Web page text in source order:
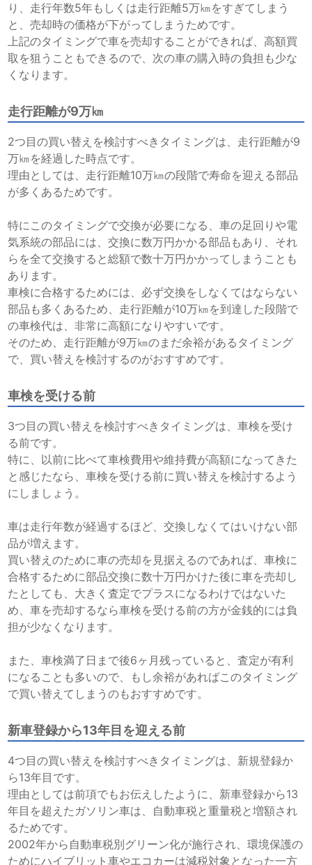
り、走行年数5年もしくは走行距離5万㎞をすぎてしまう
と、売却時の価格が下がってしまうためです。
上記のタイミングで車を売却することができれば、高額買
取を狙うこともできるので、次の車の購入時の負担も少な
くなります。
走行距離が9万㎞
2つ目の買い替えを検討すべきタイミングは、走行距離が9
万㎞を経過した時点です。
理由としては、走行距離10万㎞の段階で寿命を迎える部品
が多くあるためです。
特にこのタイミングで交換が必要になる、車の足回りや電
気系統の部品には、交換に数万円かかる部品もあり、それ
らを全て交換すると総額で数十万円かかってしまうことも
あります。
車検に合格するためには、必ず交換をしなくてはならない
部品も多くあるため、走行距離が10万㎞を到達した段階で
の車検代は、非常に高額になりやすいです。
そのため、走行距離が9万㎞のまだ余裕があるタイミング
で、買い替えを検討するのがおすすめです。
車検を受ける前
3つ目の買い替えを検討すべきタイミングは、車検を受け
る前です。
特に、以前に比べて車検費用や維持費が高額になってきた
と感じたなら、車検を受ける前に買い替えを検討するよう
にしましょう。
車は走行年数が経過するほど、交換しなくてはいけない部
品が増えます。
買い替えのために車の売却を見据えるのであれば、車検に
合格するために部品交換に数十万円かけた後に車を売却し
たとしても、大きく査定でプラスになるわけではないた
め、車を売却するなら車検を受ける前の方が金銭的には負
担が少なくなります。
また、車検満了日まで後6ヶ月残っていると、査定が有利
になることも多いので、もし余裕があればこのタイミング
で買い替えてしまうのもおすすめです。
新車登録から13年目を迎える前
4つ目の買い替えを検討すべきタイミングは、新規登録か
ら13年目です。
理由としては前項でもお伝えしたように、新車登録から13
年目を超えたガソリン車は、自動車税と重量税と増額され
るためです。
2002年から自動車税別グリーン化が施行され、環境保護の
ためにハイブリット車やエコカーは減税対象となった一方